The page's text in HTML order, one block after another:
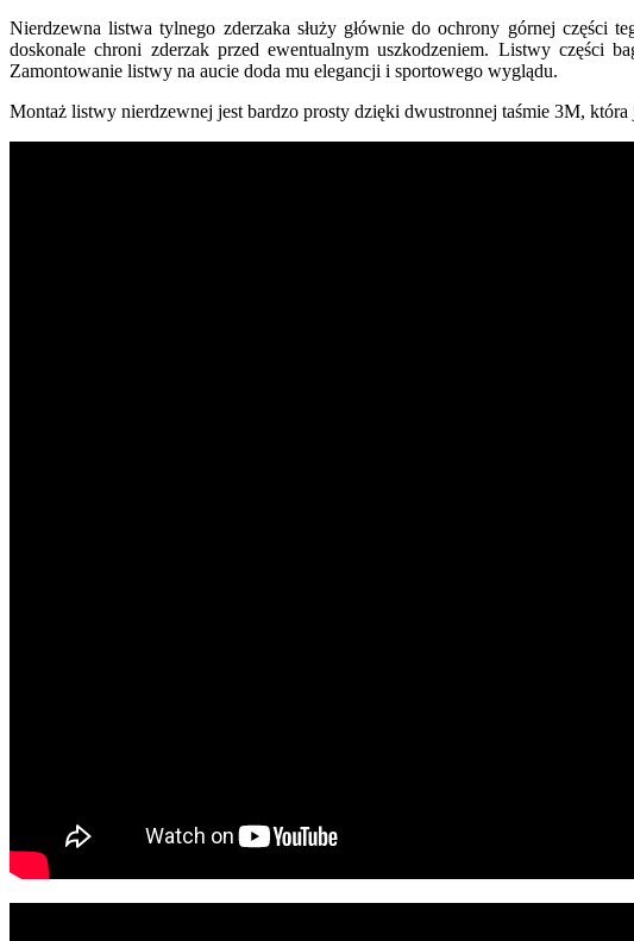
Nierdzewna listwa tylnego zderzaka służy głównie do ochrony górnej części
doskonale chroni zderzak przed ewentualnym uszkodzeniem. Listwy części
Zamontowanie listwy na aucie doda mu elegancji i sportowego wyglądu.
Montaż listwy nierdzewnej jest bardzo prosty dzięki dwustronnej taśmie 3M,